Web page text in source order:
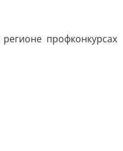
профконкурсах